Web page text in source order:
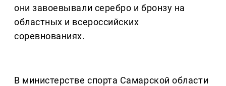
они завоевывали серебро и бронзу на
областных и всероссийских
соревнованиях.
В министерстве спорта Самарской области